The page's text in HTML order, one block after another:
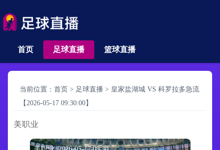
首页 足球直播 篮球直播
当前位置： 首页 > 足球直播 > 皇家盐湖城 VS 科罗拉多急流
【2026-05-17 09:30:00】
美职业